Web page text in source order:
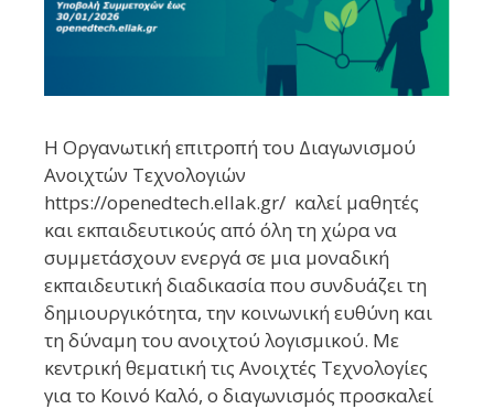
Η Οργανωτική επιτροπή του Διαγωνισμού
Ανοιχτών Τεχνολογιών
https://openedtech.ellak.gr/ καλεί μαθητές
και εκπαιδευτικούς από όλη τη χώρα να
συμμετάσχουν ενεργά σε μια μοναδική
εκπαιδευτική διαδικασία που συνδυάζει τη
δημιουργικότητα, την κοινωνική ευθύνη και
τη δύναμη του ανοιχτού λογισμικού. Με
κεντρική θεματική τις Ανοιχτές Τεχνολογίες
για το Κοινό Καλό, ο διαγωνισμός προσκαλεί